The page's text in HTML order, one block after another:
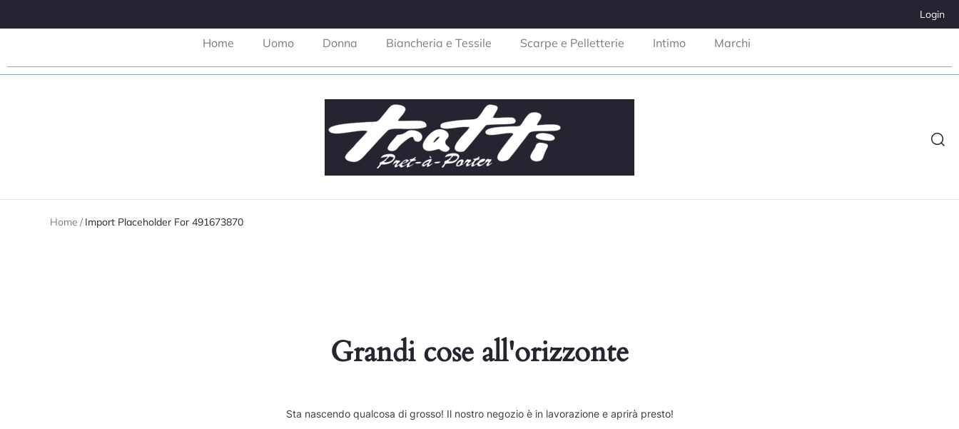
Login
Home Uomo Donna Biancheria e Tessile Scarpe e Pelletterie Intimo Marchi
Home / Import Placeholder For 491673870
Grandi cose all'orizzonte
Sta nascendo qualcosa di grosso! Il nostro negozio è in lavorazione e aprirà presto!